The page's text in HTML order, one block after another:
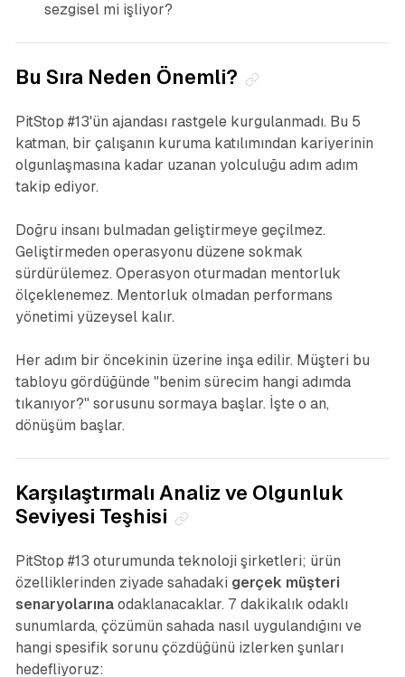
sezgisel mi işliyor?
Bu Sıra Neden Önemli?
PitStop #13'ün ajandası rastgele kurgulanmadı. Bu 5
katman, bir çalışanın kuruma katılımından kariyerinin
olgunlaşmasına kadar uzanan yolculuğu adım adım
takip ediyor.
Doğru insanı bulmadan geliştirmeye geçilmez.
Geliştirmeden operasyonu düzene sokmak
sürdürülemez. Operasyon oturmadan mentorluk
ölçeklenemez. Mentorluk olmadan performans
yönetimi yüzeysel kalır.
Her adım bir öncekinin üzerine inşa edilir. Müşteri bu
tabloyu gördüğünde "benim sürecim hangi adımda
tıkanıyor?" sorusunu sormaya başlar. İşte o an,
dönüşüm başlar.
Karşılaştırmalı Analiz ve Olgunluk
Seviyesi Teşhisi
PitStop #13 oturumunda teknoloji şirketleri; ürün
özelliklerinden ziyade sahadaki gerçek müşteri
senaryolarınaodaklanacaklar. 7 dakikalık odaklı
sunumlarda, çözümün sahada nasıl uygulandığını ve
hangi spesifik sorunu çözdüğünü izlerken şunları
hedefliyoruz: